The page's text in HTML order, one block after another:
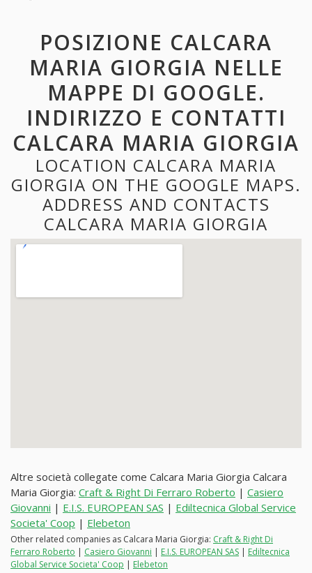
POSIZIONE CALCARA
MARIA GIORGIA NELLE
MAPPE DI GOOGLE.
INDIRIZZO E CONTATTI
CALCARA MARIA GIORGIA
LOCATION CALCARA MARIA
GIORGIA ON THE GOOGLE MAPS.
ADDRESS AND CONTACTS
CALCARA MARIA GIORGIA
Altre società collegate come Calcara Maria Giorgia Calcara
Maria Giorgia: Craft & Right Di Ferraro Roberto | Casiero
Giovanni | E.I.S. EUROPEAN SAS | Ediltecnica Global Service
Societa' Coop | Elebeton
Other related companies as Calcara Maria Giorgia: Craft & Right Di
Ferraro Roberto | Casiero Giovanni | E.I.S. EUROPEAN SAS | Ediltecnica
Global Service Societa' Coop | Elebeton